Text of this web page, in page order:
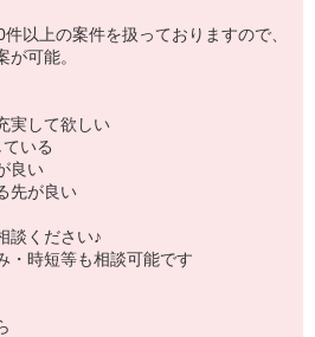
以上の案件を扱っておりますので、
可能。
実して欲しい
いる
良い
先が良い
談ください♪
・時短等も相談可能です